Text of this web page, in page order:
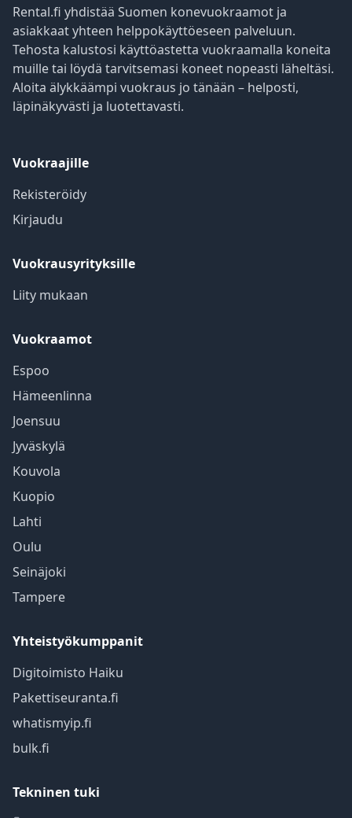
Rental.fi yhdistää Suomen konevuokraamot ja
asiakkaat yhteen helppokäyttöeseen palveluun.
Tehosta kalustosi käyttöastetta vuokraamalla koneita
muille tai löydä tarvitsemasi koneet nopeasti läheltäsi.
Aloita älykkäämpi vuokraus jo tänään – helposti,
läpinäkyvästi ja luotettavasti.
Vuokraajille
Rekisteröidy
Kirjaudu
Vuokrausyrityksille
Liity mukaan
Vuokraamot
Espoo
Hämeenlinna
Joensuu
Jyväskylä
Kouvola
Kuopio
Lahti
Oulu
Seinäjoki
Tampere
Yhteistyökumppanit
Digitoimisto Haiku
Pakettiseuranta.fi
whatismyip.fi
bulk.fi
Tekninen tuki